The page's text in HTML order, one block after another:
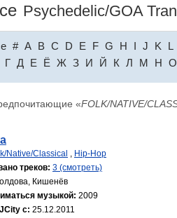
Psychedelic/GOA
# A B C D E F G H I J K
L
Г Д Е Ё Ж З И Й К Л М Н О
«FOLK/NATIVE/
Native/Classical , Hip-Hop
треков: 3 (смотреть)
Кишенёв
музыкой: 2009
с: 25.12.2011